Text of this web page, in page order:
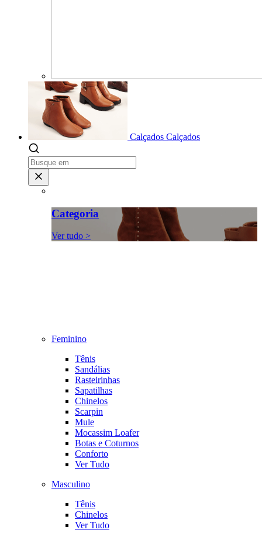
Calçados Calçados
Categoria
Ver tudo >
Feminino
Tênis
Sandálias
Rasteirinhas
Sapatilhas
Chinelos
Scarpin
Mule
Mocassim Loafer
Botas e Coturnos
Conforto
Ver Tudo
Masculino
Tênis
Chinelos
Ver Tudo